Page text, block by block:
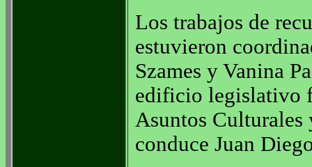
Los trabajos de
estuvieron
Szames y Vanina
edificio legislativo
Asuntos Culturales
conduce Juan